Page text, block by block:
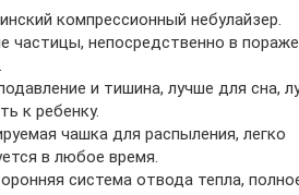
компрессионный небулайзер.
частицы, непосредственно в
и тишина, лучше для сна,
к ребенку.
чашка для распыления, легко
в любое время.
система отвода тепла,